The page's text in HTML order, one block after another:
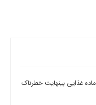
مصرف بیش از حد این 8 ماده غذایی بینهایت خطرناک